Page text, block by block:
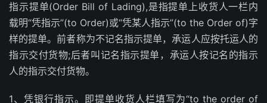
指示提单(Order Bill of Lading),是指提单上收货人一栏内
载明“凭指示”(to Order)或“凭某人指示”(to the Order of)字
样的提单。前者称为不记名指示提单，承运人应按托运人的
指示交付货物;后者叫记名指示提单，承运人按记名的指示
人的指示交付货物。
1、凭银行指示。即提单收货人栏填写为“to the order of